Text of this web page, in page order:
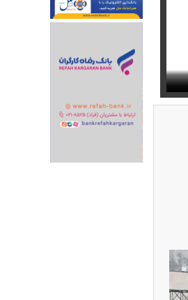
فیلم/ پزشکیان: اگر ارز ترجیحی را حذف
پیش می‌آمداستایل جدید صابر ابر در فضای مجازی